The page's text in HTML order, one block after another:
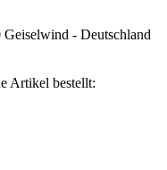
- Deutschland
Artikel bestellt: